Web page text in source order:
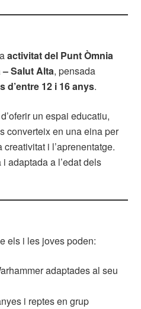
activitat del Punt Òmnia
Salut Alta, pensada
d’entre 12 i 16 anys.
un espai educatiu,
converteix en una eina per
i l’aprenentatge.
adaptada a l’edat dels
els i les joves poden:
adaptades al seu
i reptes en grup